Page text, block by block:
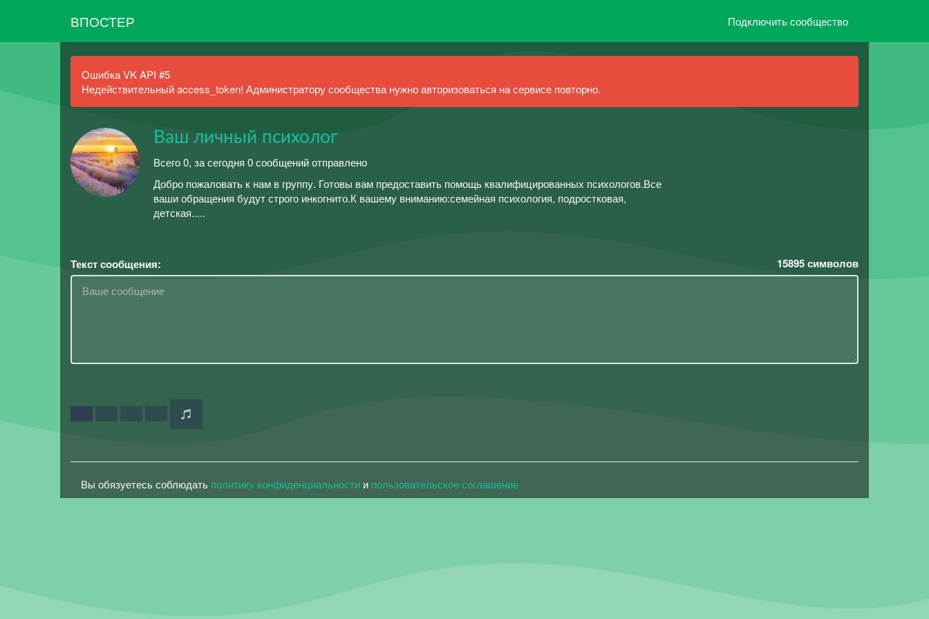
ВПОСТЕР Подключить сообщество
Ошибка VK API #5
Недействительный access_token! Администратору сообщества нужно авторизоваться на сервисе повторно.
Ваш личный психолог
Всего 0, за сегодня 0 сообщений отправлено
Добро пожаловать к нам в группу. Готовы вам предоставить помощь квалифицированных психологов.Все
ваши обращения будут строго инкогнито.К вашему вниманию:семейная психология, подростковая,
детская.....
Текст сообщения: 15895символов
Вы обязуетесь соблюдать политику конфиденциальности и пользовательское соглашение